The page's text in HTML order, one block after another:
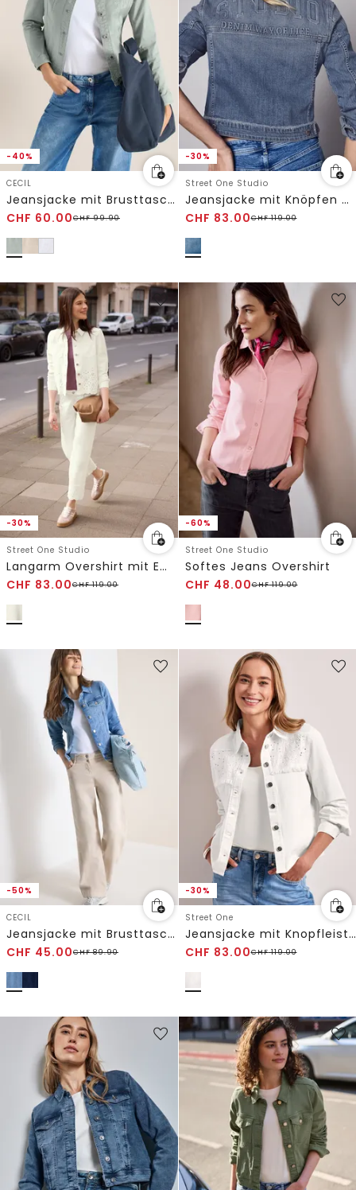
-40%
CECIL
Jeansjacke mit Brusttaschen und Knöpfen
CHF 60.00CHF99.90
-30%
Street One Studio
Jeansjacke mit Knöpfen und Backprint
CHF 83.00CHF119.00
-30%
Street One Studio
Langarm Overshirt mit Embroidery
CHF 83.00CHF119.00
-60%
Street One Studio
Softes Jeans Overshirt
CHF 48.00CHF119.00
-50%
CECIL
Jeansjacke mit Brusttaschen und Knöpfen
CHF 45.00CHF89.90
-30%
Street One
Jeansjacke mit Knopfleiste und Stickerei
CHF 83.00CHF119.00